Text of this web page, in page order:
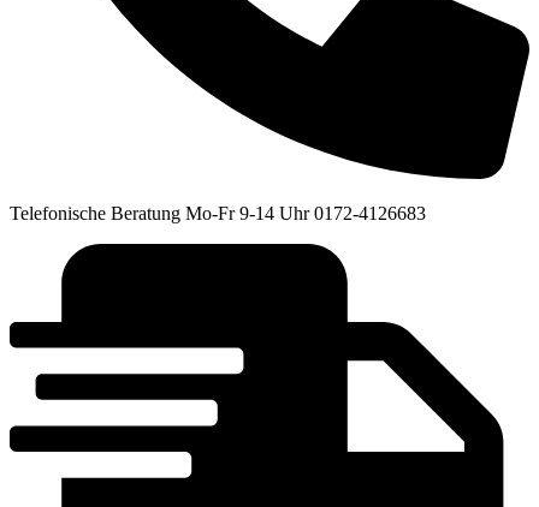
Telefonische Beratung Mo-Fr 9-14 Uhr 0172-4126683